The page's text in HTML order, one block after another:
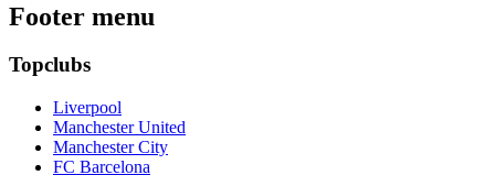
Footer menu
Topclubs
Liverpool
Manchester United
Manchester City
FC Barcelona